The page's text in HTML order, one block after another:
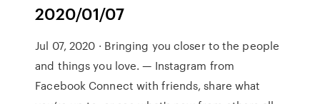
2020/01/07
Jul 07, 2020 · Bringing you closer to the people
and things you love. — Instagram from
Facebook Connect with friends, share what